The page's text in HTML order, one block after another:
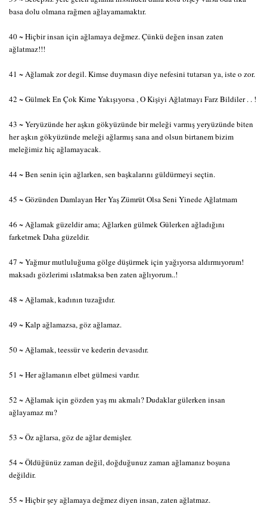
basa dolu olmana rağmen ağlayamamaktır.
40 ~ Hiçbir insan için ağlamaya değmez. Çünkü değen insan zaten
ağlatmaz!!!
41 ~ Ağlamak zor degil. Kimse duymasın diye nefesini tutarsın ya, iste o zor.
42 ~ Gülmek En Çok Kime Yakışıyorsa , O Kişiyi Ağlatmayı Farz Bildiler . . !
43 ~ Yeryüzünde her aşkın gökyüzünde bir meleği varmış yeryüzünde biten
her aşkın gökyüzünde meleği ağlarmış sana and olsun birtanem bizim
meleğimiz hiç ağlamayacak.
44 ~ Ben senin için ağlarken, sen başkalarını güldürmeyi seçtin.
45 ~ Gözünden Damlayan Her Yaş Zümrüt Olsa Seni Yinede Ağlatmam
46 ~ Ağlamak güzeldir ama; Ağlarken gülmek Gülerken ağladığını
farketmek Daha güzeldir.
47 ~ Yağmur mutluluğuma gölge düşürmek için yağıyorsa aldırmıyorum!
maksadı gözlerimi ısIatmaksa ben zaten ağlıyorum..!
48 ~ Ağlamak, kadının tuzağıdır.
49 ~ Kalp ağlamazsa, göz ağlamaz.
50 ~ Ağlamak, teessür ve kederin devasıdır.
51 ~ Her ağlamanın elbet gülmesi vardır.
52 ~ Ağlamak için gözden yaş mı akmalı? Dudaklar gülerken insan
ağlayamaz mı?
53 ~ Öz ağlarsa, göz de ağlar demişler.
54 ~ Öldüğünüz zaman değil, doğduğunuz zaman ağlamanız boşuna
değildir.
55 ~ Hiçbir şey ağlamaya değmez diyen insan, zaten ağlatmaz.